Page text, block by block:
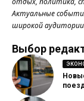
Актуальные
широкой
Выбор